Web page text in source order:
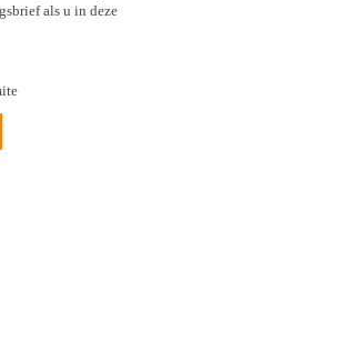
als u in deze